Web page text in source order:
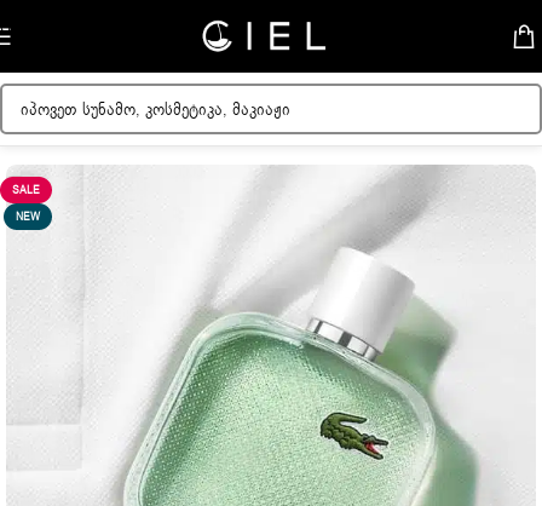
Skip to navigation
მთავარი/მამაკაცის სუნამოები
SALE
NEW